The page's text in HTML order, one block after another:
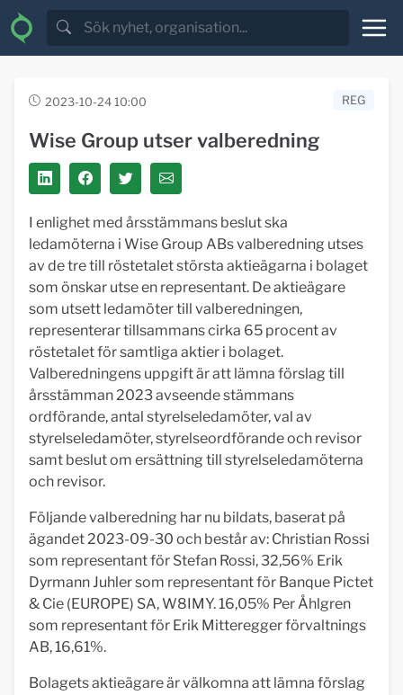
2023-10-24 10:00 REG
Wise Group utser valberedning
I enlighet med årsstämmans beslut ska
ledamöterna i Wise Group ABs valberedning utses
av de tre till röstetalet största aktieägarna i bolaget
som önskar utse en representant. De aktieägare
som utsett ledamöter till valberedningen,
representerar tillsammans cirka 65 procent av
röstetalet för samtliga aktier i bolaget.
Valberedningens uppgift är att lämna förslag till
årsstämman 2023 avseende stämmans
ordförande, antal styrelseledamöter, val av
styrelseledamöter, styrelseordförande och revisor
samt beslut om ersättning till styrelseledamöterna
och revisor.
Följande valberedning har nu bildats, baserat på
ägandet 2023-09-30 och består av: Christian Rossi
som representant för Stefan Rossi, 32,56% Erik
Dyrmann Juhler som representant för Banque Pictet
& Cie (EUROPE) SA, W8IMY. 16,05% Per Åhlgren
som representant för Erik Mitteregger förvaltnings
AB, 16,61%.
Bolagets aktieägare är välkomna att lämna förslag